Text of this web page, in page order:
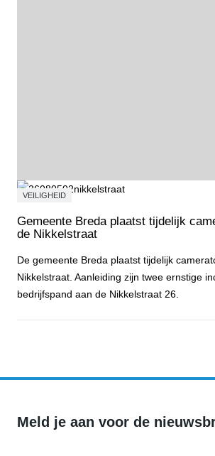
VEILIGHEID
Gemeente Breda plaatst tijdelijk
de Nikkelstraat
De gemeente Breda plaatst tijdelijk
Nikkelstraat. Aanleiding zijn twee ernstige
bedrijfspand aan de Nikkelstraat 26.
Meld je aan voor de